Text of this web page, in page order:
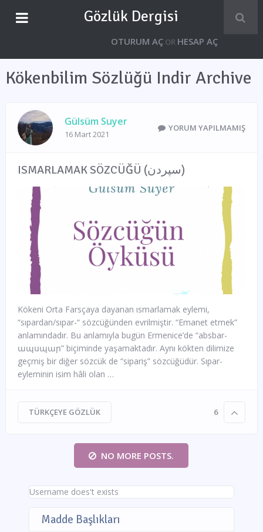
Gözlük Dergisi
OTURUM AÇOR HESAP AÇ
Kökenbilim Sözlüğü Indir Archive
Gülsüm Suyer
16 Mart 2021
YORUM YAPILMAMIŞ
ISMARLAMAK SÖZCÜĞÜ (سپردن)
Kökeni Orta Farsçaya dayanan ısmarlamak eylemi,
“sıpardan/sıpar-“ sözcüğünden evrilmiştir. “Emanet etmek”
anlamındadır. Bu anlamıyla bugün Ermenice’de “absbar-
ապսպար” biçiminde yaşamaktadır. Aynı kökten dilimize
geçmiş bir diğer sözcük de “sipariş” sözcüğüdür. Sıpar-
eyleminin isim hâli olan …
TÜRKÇEYE GÖZLÜK 6
NO MORE POSTS.
Username does't exists
Madde Başlıkları